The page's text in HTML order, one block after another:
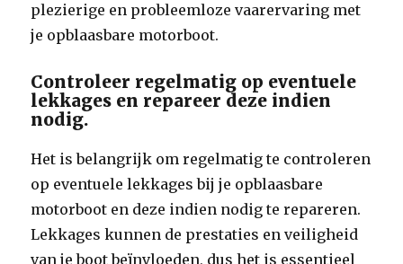
plezierige en probleemloze vaarervaring met
je opblaasbare motorboot.
Controleer regelmatig op eventuele
lekkages en repareer deze indien
nodig.
Het is belangrijk om regelmatig te controleren
op eventuele lekkages bij je opblaasbare
motorboot en deze indien nodig te repareren.
Lekkages kunnen de prestaties en veiligheid
van je boot beïnvloeden, dus het is essentieel